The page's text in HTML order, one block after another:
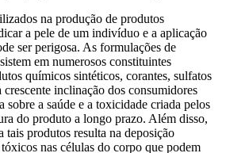
na produção de produtos
a pele de um indivíduo e a aplicação
ser perigosa. As formulações de
em numerosos constituintes
químicos sintéticos, corantes, sulfatos
crescente inclinação dos consumidores
sobre a saúde e a toxicidade criada pelos
do produto a longo prazo. Além disso,
tais produtos resulta na deposição
nas células do corpo que podem